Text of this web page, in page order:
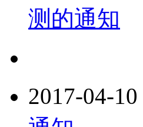
测的通知
2017-04-10